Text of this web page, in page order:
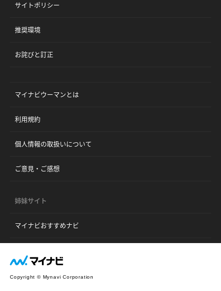
サイトポリシー
推奨環境
お詫びと訂正
マイナビウーマンとは
利用規約
個人情報の取扱いについて
ご意見・ご感想
姉妹サイト
マイナビおすすめナビ
Copyright © Mynavi Corporation